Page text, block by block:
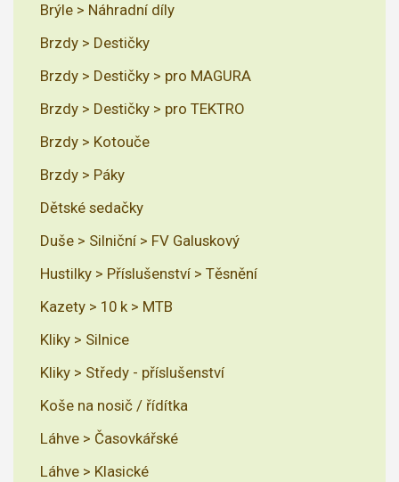
Brýle > Náhradní díly
Brzdy > Destičky
Brzdy > Destičky > pro MAGURA
Brzdy > Destičky > pro TEKTRO
Brzdy > Kotouče
Brzdy > Páky
Dětské sedačky
Duše > Silniční > FV Galuskový
Hustilky > Příslušenství > Těsnění
Kazety > 10 k > MTB
Kliky > Silnice
Kliky > Středy - příslušenství
Koše na nosič / řídítka
Láhve > Časovkářské
Láhve > Klasické